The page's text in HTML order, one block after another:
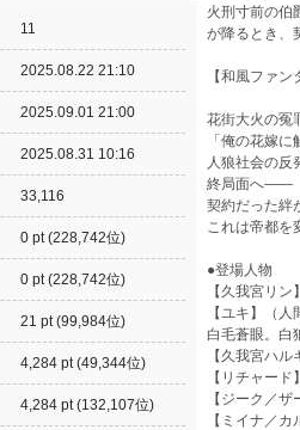
火刑寸前の伯
が降るとき、
【和風ファ
花街大火の冤
「俺の花嫁
人狼社会の反
終局面へ――
契約だった絆
これは帝都を
●登場人物
【久我宮リ
【ユキ】（
白毛蒼眼。白
【久我宮ハ
【リチャー
【ジーク／
【ミイナ／
11
2025.08.22 21:10
2025.09.01 21:00
2025.08.31 10:16
33,116
0 pt (228,742位)
0 pt (228,742位)
21 pt (99,984位)
4,284 pt (49,344位)
4,284 pt (132,107位)